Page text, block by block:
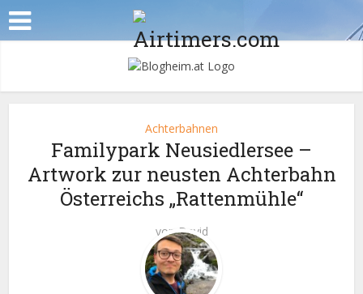
Achterbahnen
Familypark Neusiedlersee –
Artwork zur neusten Achterbahn
Österreichs „Rattenmühle“
vonDavid